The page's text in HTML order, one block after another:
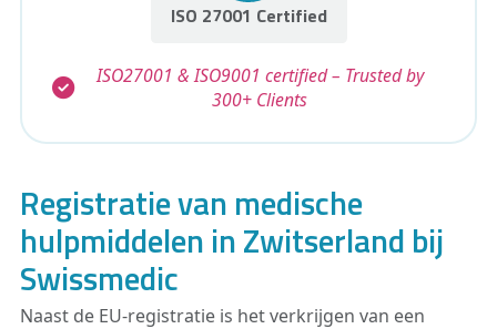
ISO 27001 Certified
ISO27001 & ISO9001 certified – Trusted by
300+ Clients
Registratie van medische
hulpmiddelen in Zwitserland bij
Swissmedic
Naast de EU-registratie is het verkrijgen van een